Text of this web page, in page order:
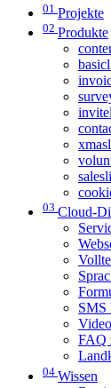
01 Projekte
02 Produkte
03 Cloud-
SMS
FAQ
04 Wissen